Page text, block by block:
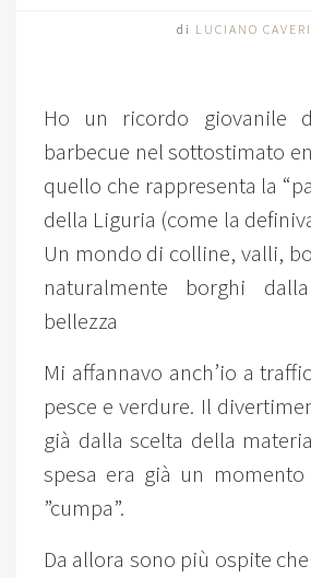
di LUCIANO CAVERI
Ho un ricordo giovanile
barbecue nel sottostimato
quello che rappresenta la
della Liguria (come la
Un mondo di colline, valli,
naturalmente borghi
bellezza
Mi affannavo anch’io a
pesce e verdure. Il
già dalla scelta della
spesa era già un
”cumpa”.
Da allora sono più ospite